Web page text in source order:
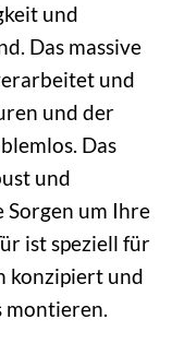
und
Das massive
und
und der
Das
und
Sorgen um Ihre
ist speziell für
konzipiert und
montieren.